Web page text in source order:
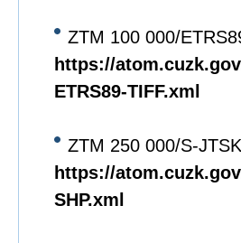
ZTM 100 000/
https://
ETRS89-TIFF.xml
ZTM 250 000/S-
https://
SHP.xml